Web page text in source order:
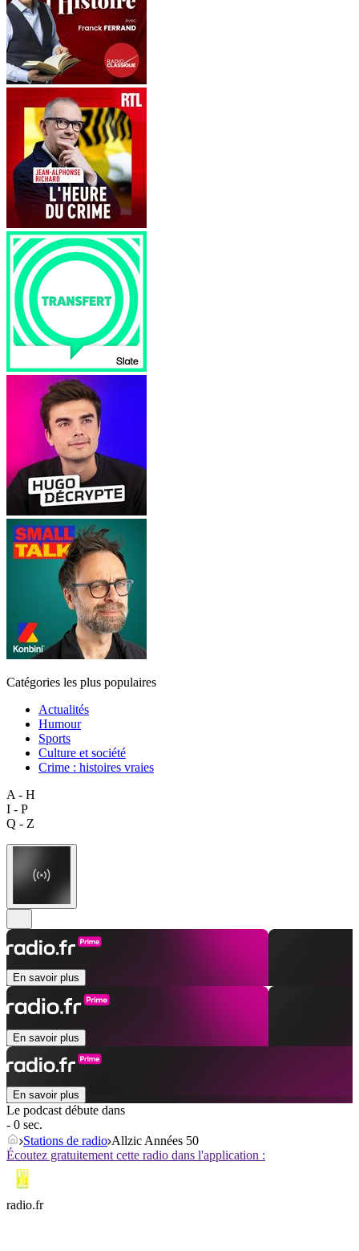
Catégories les plus populaires
Actualités
Humour
Sports
Culture et société
Crime : histoires vraies
A - H
I - P
Q - Z
En savoir plus
En savoir plus
En savoir plus
Le podcast débute dans
- 0 sec.
Stations de radio Allzic Années 50
Écoutez gratuitement cette radio dans l'application :
radio.fr